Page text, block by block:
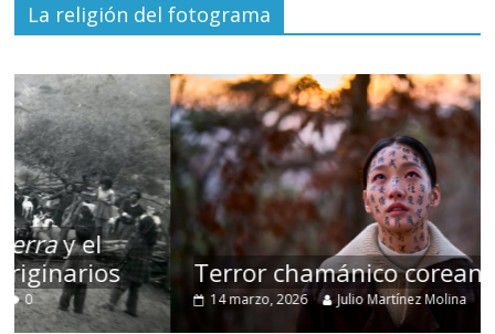
La religión del fotograma
Terror chamánico coreano
14 marzo, 2026 Julio Martínez Molina 0